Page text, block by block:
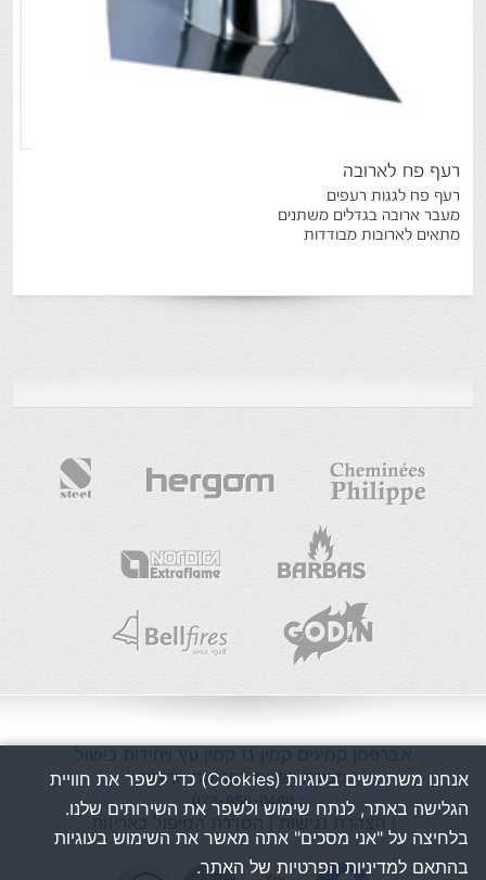
רעף פח לארובה
רעף פח לגגות רעפים
מעבר ארובה בגדלים משתנים
מתאים לארובות מבודדות
מכירה ושרות בפריסה ארצית
073-850-0480
| הצהרת נגישות
אנחנו משתמשים בעוגיות (Cookies) כדי לשפר את חוויית
הגלישה באתר, לנתח שימוש ולשפר את השירותים שלנו.
בלחיצה על "אני מסכים" אתה מאשר את השימוש בעוגיות
בהתאם למדיניות הפרטיות של האתר.